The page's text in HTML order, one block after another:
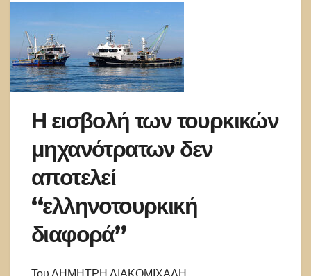
Η εισβολή των τουρκικών
μηχανότρατων δεν
αποτελεί
“ελληνοτουρκική
διαφορά”
Του ΔΗΜΗΤΡΗ ΔΙΑΚΟΜΙΧΑΛΗ